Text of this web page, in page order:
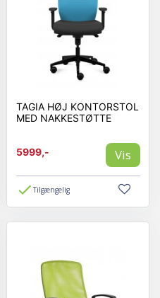
TAGIA HØJ KONTORSTOL
MED NAKKESTØTTE
5999,- Vis
Tilgængelig